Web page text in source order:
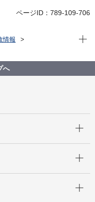
ページID：789-109-706
情報
る新たな市内の患者確
現在
へ